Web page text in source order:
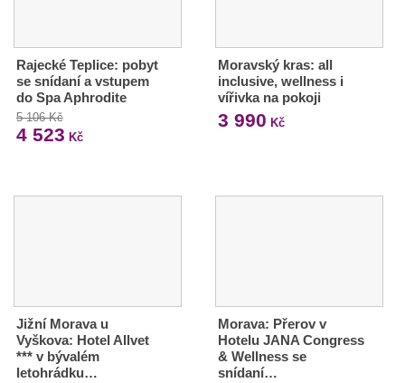
Rajecké Teplice: pobyt
se snídaní a vstupem
do Spa Aphrodite
5 106 Kč
4 523 Kč
Moravský kras: all
inclusive, wellness i
vířivka na pokoji
3 990 Kč
Jižní Morava u
Vyškova: Hotel Allvet
*** v bývalém
letohrádku…
Morava: Přerov v
Hotelu JANA Congress
& Wellness se
snídaní…